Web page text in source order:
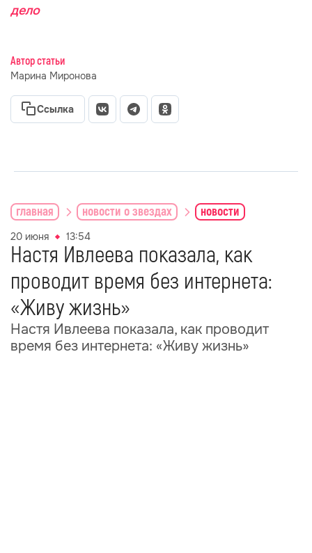
дело
Автор статьи
Марина Миронова
Ссылка
главная новости о звездах новости
20 июня 13:54
Настя Ивлеева показала, как
проводит время без интернета:
«Живу жизнь»
Настя Ивлеева показала, как проводит
время без интернета: «Живу жизнь»